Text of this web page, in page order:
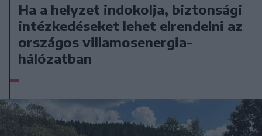
Ha a helyzet indokolja, biztonsági
intézkedéseket lehet elrendelni az
országos villamosenergia-
hálózatban